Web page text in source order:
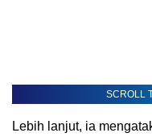
SCROLL
Lebih lanjut, ia